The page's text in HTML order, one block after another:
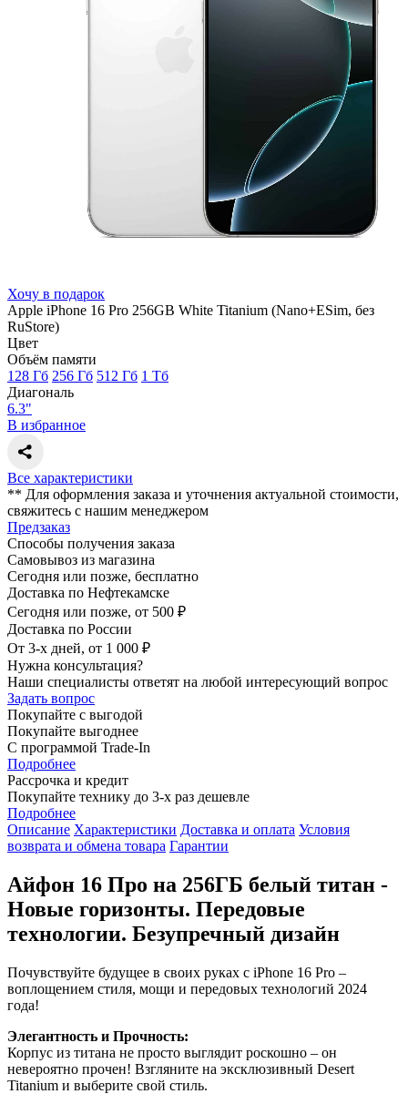
Хочу в подарок
Apple iPhone 16 Pro 256GB White Titanium (Nano+ESim, без
RuStore)
Цвет
Объём памяти
128 Гб 256 Гб 512 Гб 1 Тб
Диагональ
6.3"
В избранное
Все характеристики
** Для оформления заказа и уточнения актуальной стоимости,
свяжитесь с нашим менеджером
Предзаказ
Способы получения заказа
Самовывоз из магазина
Сегодня или позже, бесплатно
Доставка по Нефтекамске
Сегодня или позже, от 500 ₽
Доставка по России
От 3-х дней, от 1 000 ₽
Нужна консультация?
Наши специалисты ответят на любой интересующий вопрос
Задать вопрос
Покупайте с выгодой
Покупайте выгоднее
С программой Trade-In
Подробнее
Рассрочка и кредит
Покупайте технику до 3-х раз дешевле
Подробнее
Описание Характеристики Доставка и оплата Условия
возврата и обмена товара Гарантии
Айфон 16 Про на 256ГБ белый титан -
Новые горизонты. Передовые
технологии. Безупречный дизайн
Почувствуйте будущее в своих руках с iPhone 16 Pro –
воплощением стиля, мощи и передовых технологий 2024
года!
Элегантность и Прочность:
Корпус из титана не просто выглядит роскошно – он
невероятно прочен! Взгляните на эксклюзивный Desert
Titanium и выберите свой стиль.